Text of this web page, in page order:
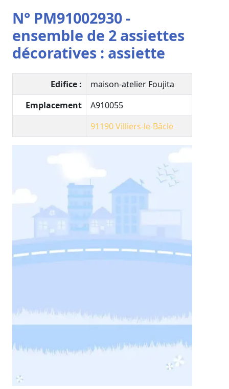
N° PM91002930 -
ensemble de 2 assiettes
décoratives : assiette
Edifice :
maison-atelier Foujita
Emplacement
A910055
91190Villiers-le-Bâcle